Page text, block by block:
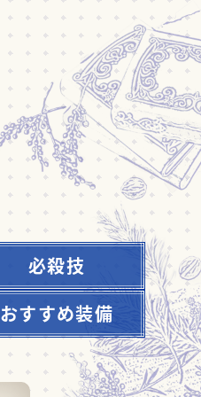
必殺技
おすすめ装備